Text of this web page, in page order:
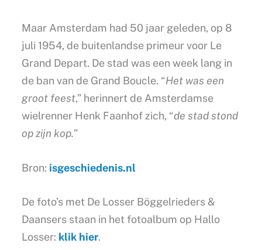
Maar Amsterdam had 50 jaar geleden, op 8
juli 1954, de buitenlandse primeur voor Le
Grand Depart. De stad was een week lang in
de ban van de Grand Boucle. “Het was een
groot feest,” herinnert de Amsterdamse
wielrenner Henk Faanhof zich, “de stad stond
op zijn kop.”
Bron: isgeschiedenis.nl
De foto’s met De Losser Böggelrieders &
Daansers staan in het fotoalbum op Hallo
Losser: klik hier.